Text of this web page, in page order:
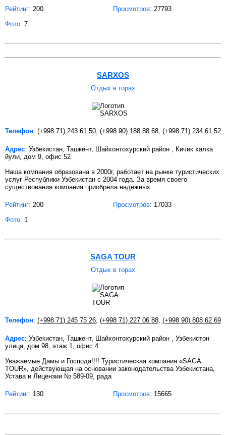
Рейтинг: 200 Просмотров: 27793
Фото: 7
SARXOS
Отдых в горах
Телефон: (+998 71) 243 61 50 (+998 90) 188 88 68 (+998 71) 234 61 52
Адрес: Узбекистан, Ташкент, Шайхонтохурский район , Кичик халка
йули, дом 9, офис 52
Наша компания образована в 2000г, работает на рынке туристических
услуг Республики Узбекистан с 2004 года. За время своего
существования компания приобрела надёжных
Рейтинг: 200 Просмотров: 17033
Фото: 1
SAGA TOUR
Отдых в горах
Телефон: (+998 71) 245 75 26 (+998 71) 227 06 88 (+998 90) 808 62 69
Адрес: Узбекистан, Ташкент, Шайхонтохурский район , Узбекистон
улица, дом 98, этаж 1, офис 4
Уважаемые Дамы и Господа!!!! Туристическая компания «SAGA
TOUR», действующая на основании законодательства Узбекистана,
Устава и Лицензии № 589-09, рада
Рейтинг: 130 Просмотров: 15665